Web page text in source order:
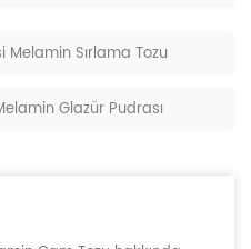
Sırlama Tozu
Glazür Pudrası